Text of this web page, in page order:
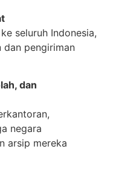
seluruh Indonesia,
dan pengiriman
dan
negara
arsip mereka